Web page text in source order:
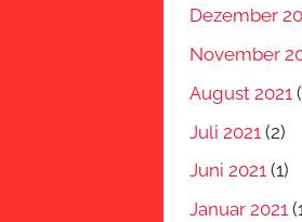
Dezember
November
August 2021
Juli 2021 (2)
Juni 2021 (1)
Januar 2021